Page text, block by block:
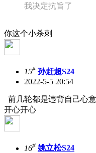
我决定抗旨了
你这个小杀刺
15# 孙赶超S24
2022-5-5 20:54
前几轮都是违背自己心
开心开心
16# 姚立松S24